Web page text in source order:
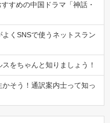
すめの中国ドラマ「神話・
くSNSで使うネットスラン
をちゃんと知りましょう！
そう！通訳案内士って知っ